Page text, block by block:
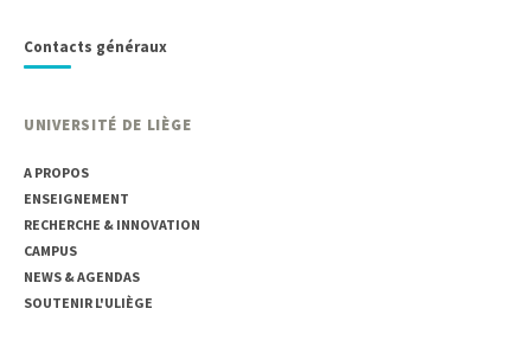
Contacts généraux
UNIVERSITÉ DE LIÈGE
A PROPOS
ENSEIGNEMENT
RECHERCHE & INNOVATION
CAMPUS
NEWS & AGENDAS
SOUTENIR L'ULIÈGE